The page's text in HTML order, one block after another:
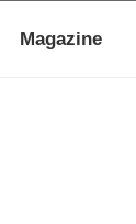
Magazine